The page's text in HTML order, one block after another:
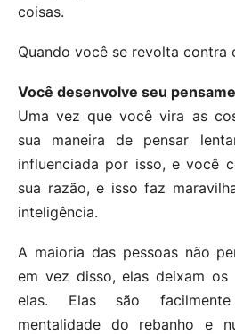
coisas.
Quando você se revolta contra
Você desenvolve seu
Uma vez que você vira as
sua maneira de pensar
influenciada por isso, e você
sua razão, e isso faz
inteligência.
A maioria das pessoas não
em vez disso, elas deixam os
elas. Elas são
mentalidade do rebanho e